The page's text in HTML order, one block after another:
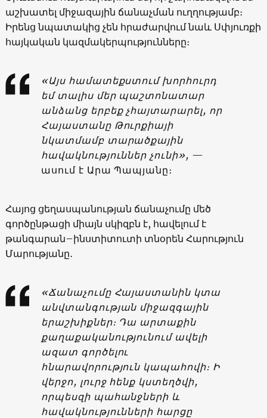
աշխատել միջազային ճանաչման ուղղությամբ։
Իրենց նպատակից չեն հրաժարվում նաև Սփյուռքի
հայկական կազմակերպությունները։
«Այս համատեքստում խորհուրդ
եմ տալիս մեր պաշտոնատար
անձանց երբեք չհայտարարել, որ
Հայաստանը Թուրքիայի
նկատմամբ տարածքային
հավակնություններ չունի», —
ասում է Արա Պապյանը։
Հայոց ցեղասպանության ճանաչումը մեծ
գործընթացի միայն սկիզբն է, հավելում է
թանգարան–ինստիտուտի տնօրեն Հարություն
Մարությանը․
«Ճանաչումը Հայաստանին կտա
անվտանգության միջազգային
երաշխիքներ։ Դա արտաքին
քաղաքականությունում ավելի
ազատ գործելու
հնարավորություն կապահովի։ Ի
վերջո, լուրջ հենք կստեղծվի,
որպեսզի պահանջների և
հավակնությունների հարցը